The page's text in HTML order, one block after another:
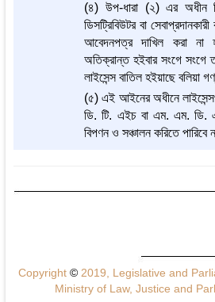
(৪) উপ-ধারা (২) এর অধীন
ডিসট্রিবিউটর বা
আবেদনপত্র দাখিল করা না
অতিক্রান্ত হইবার সংগে সংগে
লাইসেন্স বাতিল হইয়াছে বলিয়া
(৫) এই আইনের অধীনে
ডি. টি. এইচ বা এম. এম. ডি.
বিপণন ও সঞ্চালন করিতে পারিবে
Copyright ©2019, Legislative and
Ministry of Law, Justice and